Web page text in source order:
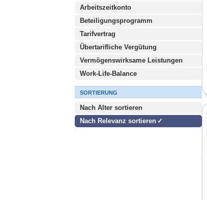
Arbeitszeitkonto
Beteiligungsprogramm
Tarifvertrag
Übertarifliche Vergütung
Vermögenswirksame Leistungen
Work-Life-Balance
SORTIERUNG
Nach Alter sortieren
Nach Relevanz sortieren